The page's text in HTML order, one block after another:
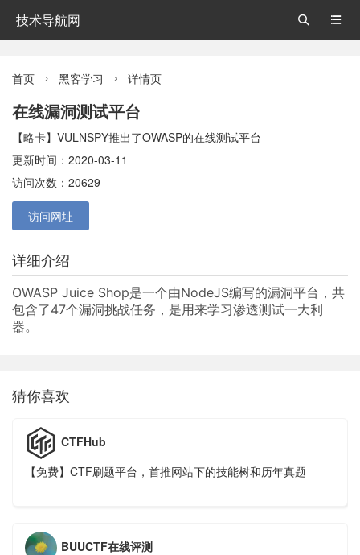
技术导航网 

首页  黑客学习  详情页
在线漏洞测试平台
【略卡】VULNSPY推出了OWASP的在线测试平台
更新时间：2020-03-11
访问次数：20629
访问网址
详细介绍
OWASP Juice Shop是一个由NodeJS编写的漏洞平台，共
包含了47个漏洞挑战任务，是用来学习渗透测试一大利
器。
猜你喜欢
CTFHub
【免费】CTF刷题平台，首推网站下的技能树和历年真题
BUUCTF在线评测